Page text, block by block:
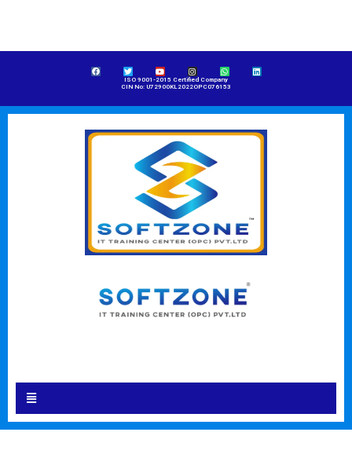
ISO 9001-2015 Certified Company
CIN No: U72900KL2022OPC076153